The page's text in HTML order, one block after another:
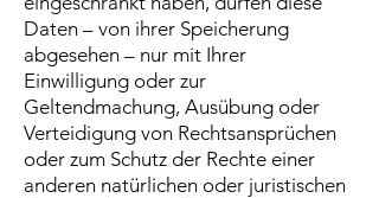
Daten – von ihrer Speicherung
abgesehen – nur mit Ihrer
Einwilligung oder zur
Geltendmachung, Ausübung oder
Verteidigung von Rechtsansprüchen
oder zum Schutz der Rechte einer
anderen natürlichen oder juristischen